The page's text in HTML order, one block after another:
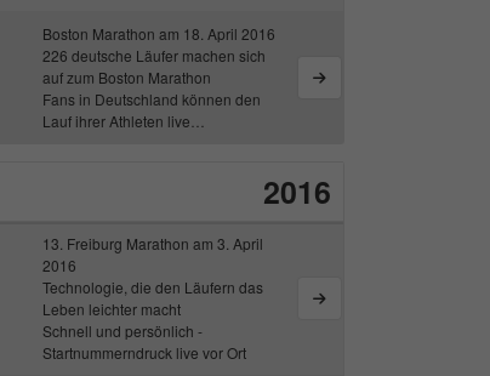
Boston Marathon am 18. April 2016
226 deutsche Läufer machen sich
auf zum Boston Marathon
Fans in Deutschland können den
Lauf ihrer Athleten live…
2016
13. Freiburg Marathon am 3. April
2016
Technologie, die den Läufern das
Leben leichter macht
Schnell und persönlich -
Startnummerndruck live vor Ort
2 Jahre
Dieses Cookie wird von Google Analytics
berechnen und die Nutzung der Website für den
Cookies speichern Informationen anonym und
weisen eine randoly generierte Nummer zu, um
eindeutige Besucher zu identifizieren.